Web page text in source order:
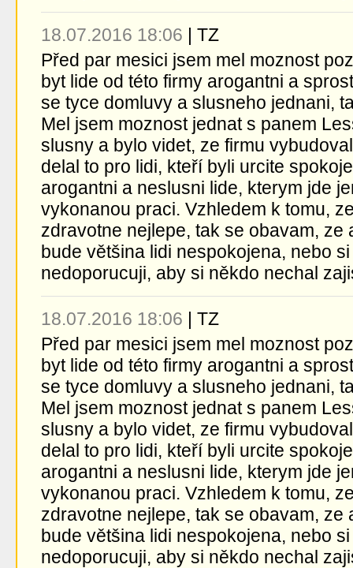
18.07.2016 18:06 | TZ
Před par mesici jsem mel moznost
byt lide od této firmy arogantni a
se tyce domluvy a slusneho jednani,
Mel jsem moznost jednat s panem
slusny a bylo videt, ze firmu
delal to pro lidi, kteří byli urcite
arogantni a neslusni lide, kterym jde
vykonanou praci. Vzhledem k tomu,
zdravotne nejlepe, tak se obavam, ze
bude většina lidi nespokojena, nebo
nedoporucuji, aby si někdo nechal
18.07.2016 18:06 | TZ
Před par mesici jsem mel moznost
byt lide od této firmy arogantni a
se tyce domluvy a slusneho jednani,
Mel jsem moznost jednat s panem
slusny a bylo videt, ze firmu
delal to pro lidi, kteří byli urcite
arogantni a neslusni lide, kterym jde
vykonanou praci. Vzhledem k tomu,
zdravotne nejlepe, tak se obavam, ze
bude většina lidi nespokojena, nebo
nedoporucuji, aby si někdo nechal